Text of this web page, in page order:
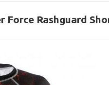
Rashguard